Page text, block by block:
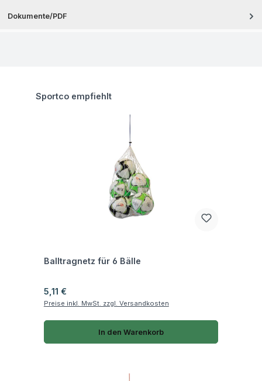
Dokumente/PDF
Produktgalerie überspringen
Sportco empfiehlt
Balltragnetz für 6 Bälle
Regulärer Preis:
5,11 €
Preise inkl. MwSt. zzgl. Versandkosten
In den Warenkorb